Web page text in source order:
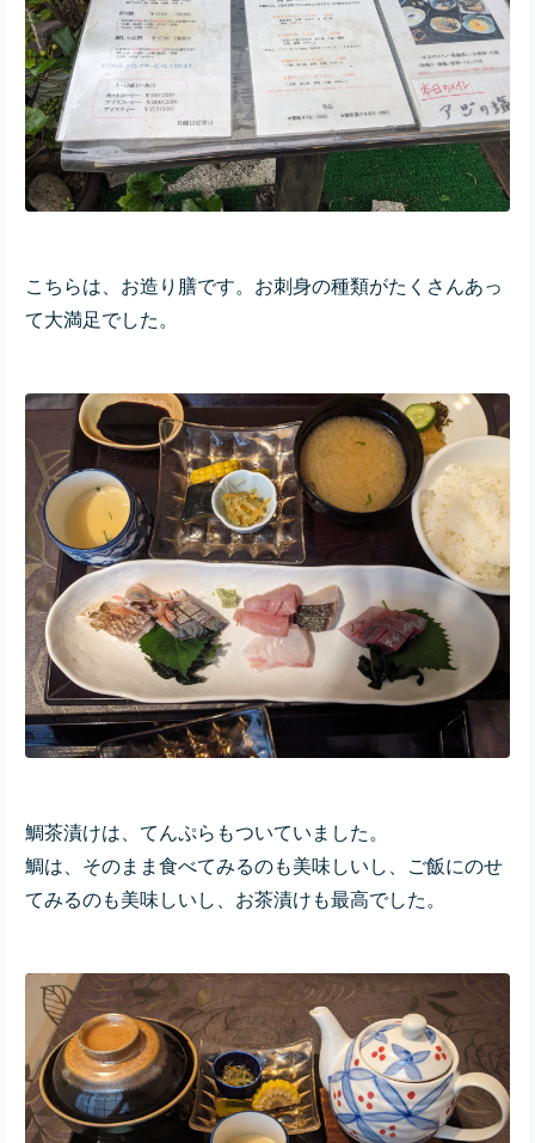
こちらは、お造り膳です。お刺身の種類がたくさんあっ
て大満足でした。
鯛茶漬けは、てんぷらもついていました。
鯛は、そのまま食べてみるのも美味しいし、ご飯にのせ
てみるのも美味しいし、お茶漬けも最高でした。